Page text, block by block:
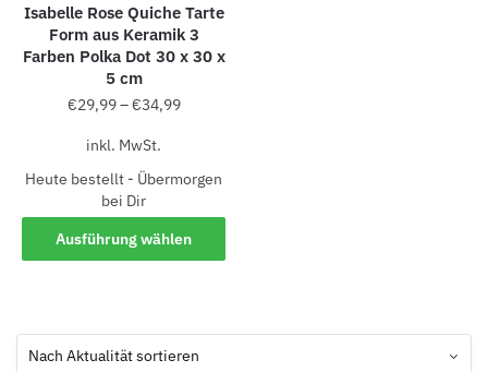
Isabelle Rose Quiche Tarte
Form aus Keramik 3
Farben Polka Dot 30 x 30 x
5 cm
€29,99–€34,99
inkl. MwSt.
Heute bestellt - Übermorgen
bei Dir
Ausführung wählen